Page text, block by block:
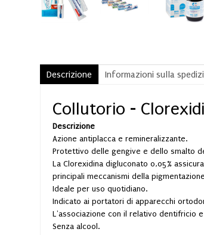
Descrizione Informazioni sulla
Collutorio -
Descrizione
Azione antiplacca e remineralizzante.
Protettivo delle gengive e dello smalto
La Clorexidina digluconato 0,05%
principali meccanismi della
Ideale per uso quotidiano.
Indicato ai portatori di apparecchi
L'associazione con il relativo dentifricio
Senza alcool.